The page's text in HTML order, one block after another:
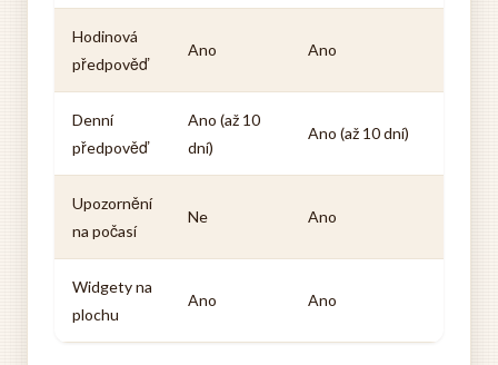
Hodinová
předpověď
Ano Ano
Denní
předpověď
Ano (až 10
dní)
Ano (až 10 dní)
Upozornění
na počasí
Ne Ano
Widgety na
plochu
Ano Ano